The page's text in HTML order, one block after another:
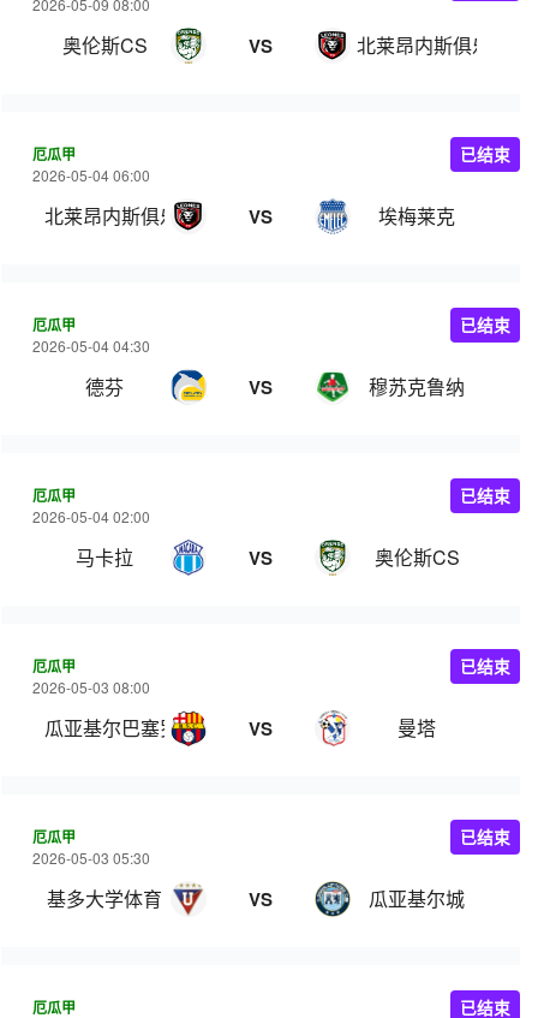
2026-05-09 08:00
奥伦斯CS VS 北莱昂内斯俱乐部
厄瓜甲
2026-05-04 06:00
北莱昂内斯俱乐部 VS 埃梅莱克
已结束
厄瓜甲
2026-05-04 04:30
德芬 VS 穆苏克鲁纳
已结束
厄瓜甲
2026-05-04 02:00
马卡拉 VS 奥伦斯CS
已结束
厄瓜甲
2026-05-03 08:00
瓜亚基尔巴塞罗那 VS 曼塔
已结束
厄瓜甲
2026-05-03 05:30
基多大学体育 VS 瓜亚基尔城
已结束
厄瓜甲 已结束